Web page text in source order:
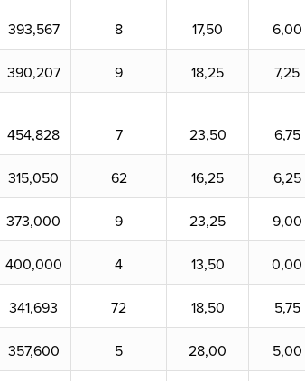
393,567 8 17,50 6,00
390,207 9 18,25 7,25
454,828 7 23,50 6,75
315,050 62 16,25 6,25
373,000 9 23,25 9,00
400,000 4 13,50 0,00
341,693 72 18,50 5,75
357,600 5 28,00 5,00